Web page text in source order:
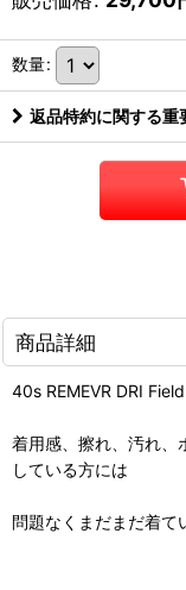
数量:
返品特約に関する重
商品詳細
40s REMEVR DRI
着用感、擦れ、汚れ、
している方には
問題なくまだまだ着て